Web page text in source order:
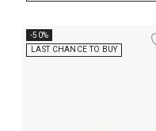
Damastduk 150x370 cm
-50%
LAST CHANCE TO BUY